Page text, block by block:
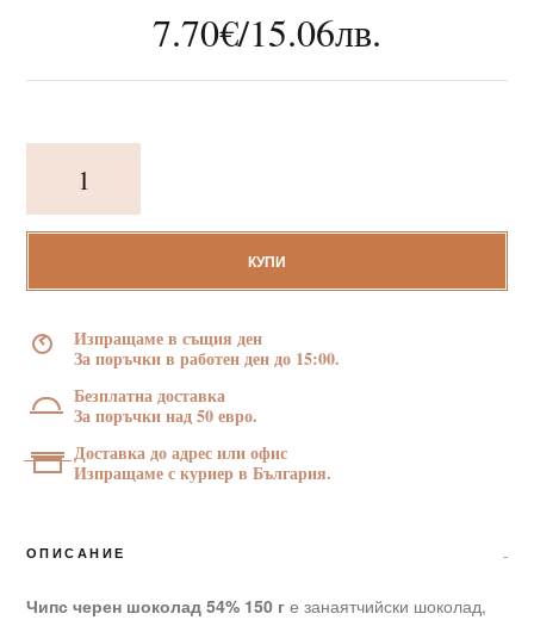
7.70€/15.06лв.
Чипс
черен
54%
КУПИ
Изпращаме в същия ден
За поръчки в работен ден до 15:00.
Безплатна доставка
За поръчки над 50 евро.
Доставка до адрес или офис
Изпращаме с куриер в България.
ОПИСАНИЕ
Чипс черен шоколад 54% 150 г е занаятчийски шоколад,